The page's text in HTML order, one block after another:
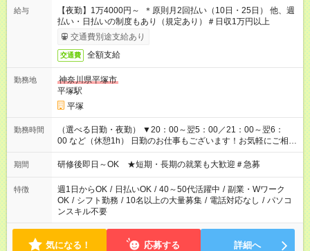
給与
【夜勤】1万4000円～ ＊原則月2回払い（10日・25日） 他、週
払い・日払いの制度もあり（規定あり）＃日収1万円以上
交通費別途支給あり
交通費 全額支給
勤務地
神奈川県平塚市
平塚駅
平塚
勤務時間
（選べる日勤・夜勤） ▼20：00～翌5：00／21：00～翌6：
00 など（休憩1h） 日勤のお仕事もございます！お気軽にご相談
ください！
期間 研修後即日～OK ★短期・長期の就業も大歓迎＃急募
特徴 週1日からOK / 日払いOK / 40～50代活躍中 / 副業・Wワーク
OK / シフト勤務 / 10名以上の大量募集 / 電話対応なし / パソコ
ンスキル不要
気になる！ 応募する 詳細へ